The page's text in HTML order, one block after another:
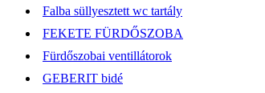
Falba süllyesztett wc tartály
FEKETE FÜRDŐSZOBA
Fürdőszobai ventillátorok
GEBERIT bidé